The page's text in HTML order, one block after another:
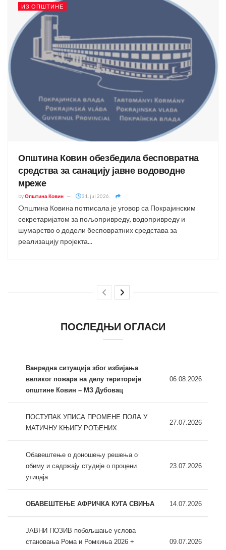
ИЗ ОПШТИНЕ
Општина Ковин обезбедила бесповратна
средства за санацију јавне водоводне
мреже
byОпштина Ковин 31. jul 2026.
Oпштинa Ковинa потписала је уговор са Покрајинским
секретаријатом за пољопривреду, водопривреду и
шумарство о додели бесповратних средстава за
реализацију пројекта...
ПОСЛЕДЊИ ОГЛАСИ
Ванредна ситуација због избијања
великог пожара на делу територије
општине Ковин – МЗ Дубовац
06.08.2026
ПОСТУПАК УПИСА ПРОМЕНЕ ПОЛА У
МАТИЧНУ КЊИГУ РОЂЕНИХ
27.07.2026
Обавештење о доношењу решења о
обиму и садржају студије о процени
утицаја
23.07.2026
ОБАВЕШТЕЊЕ АФРИЧКА КУГА СВИЊА 14.07.2026
ЈАВНИ ПОЗИВ побољшање услова
становања Рома и Ромкиња 2026 +
09.07.2026